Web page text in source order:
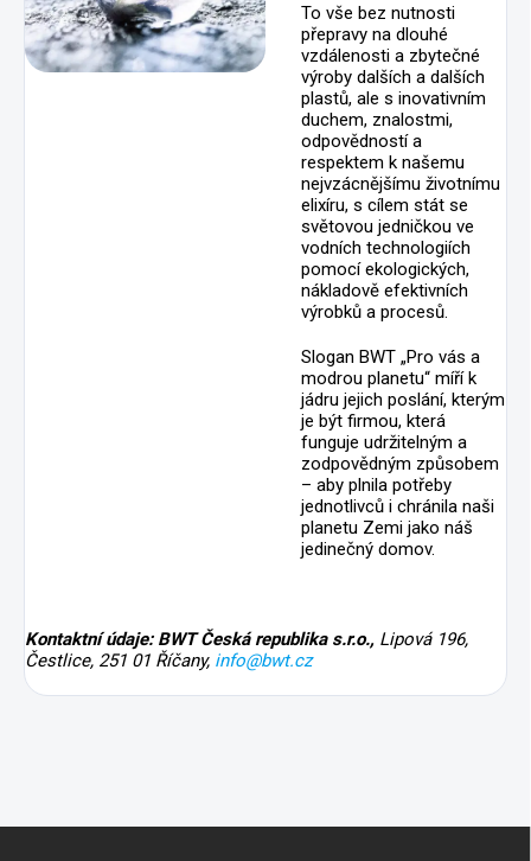
To vše bez nutnosti
přepravy na dlouhé
vzdálenosti a zbytečné
výroby dalších a dalších
plastů, ale s inovativním
duchem, znalostmi,
odpovědností a
respektem k našemu
nejvzácnějšímu životnímu
elixíru, s cílem stát se
světovou jedničkou ve
vodních technologiích
pomocí ekologických,
nákladově efektivních
výrobků a procesů.
Slogan BWT „Pro vás a
modrou planetu“ míří k
jádru jejich poslání, kterým
je být firmou, která
funguje udržitelným a
zodpovědným způsobem
– aby plnila potřeby
jednotlivců i chránila naši
planetu Zemi jako náš
jedinečný domov.
Kontaktní údaje: BWT Česká republika s.r.o., Lipová 196,
Čestlice, 251 01 Říčany, info@bwt.cz